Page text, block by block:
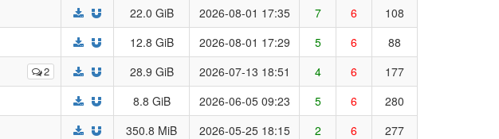
22.0 GiB 2026-08-01 17:35 7 6
108
12.8 GiB 2026-08-01 17:29 5 6 88
2 28.9 GiB 2026-07-13 18:51 4 6
177
8.8 GiB 2026-06-05 09:23 5 6
280
350.8 MiB 2026-05-25 18:15 2 6 277